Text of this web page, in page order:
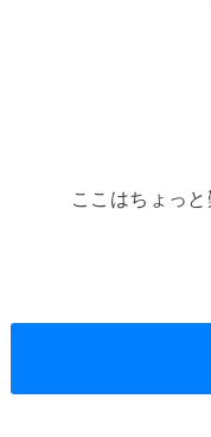
ここはちょっ